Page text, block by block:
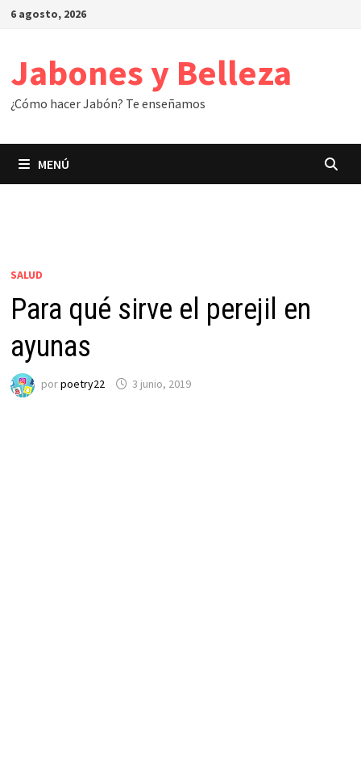
Saltar
6 agosto, 2026
Jabones y Belleza
¿Cómo hacer Jabón? Te enseñamos
MENÚ
SALUD
Para qué sirve el perejil en
ayunas
porpoetry22 3 junio, 2019